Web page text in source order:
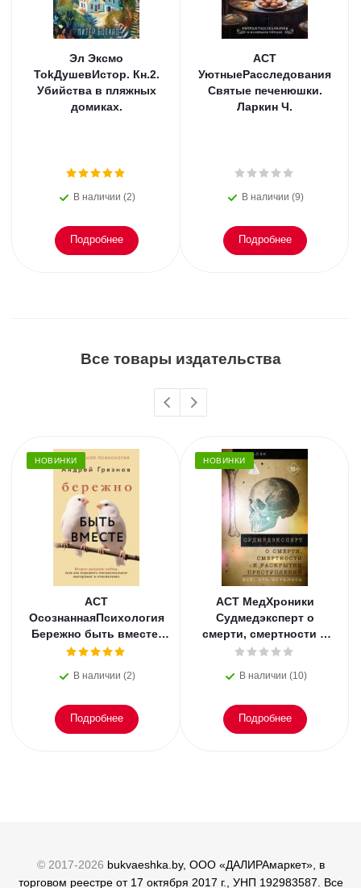
Эл Эксмо
TokДушевИстор. Кн.2.
Убийства в пляжных
домиках.
В наличии (2)
Подробнее
АСТ
УютныеРасследования
Святые печенюшки.
Ларкин Ч.
В наличии (9)
Подробнее
Все товары издательства
НОВИНКИ
АСТ
ОсознаннаяПсихология
Бережно быть вместе.
Второе дыхание любви,
эмоциональное
В наличии (2)
Подробнее
НОВИНКИ
АСТ МедХроники
Судмедэксперт о
смерти, смертности и
раскрытии
осталось. Блэк
В наличии (10)
Подробнее
© 2017-2026 bukvaeshka.by, ООО «ДАЛИРАмаркет», в
торговом реестре от 17 октября 2017 г., УНП 192983587. Все